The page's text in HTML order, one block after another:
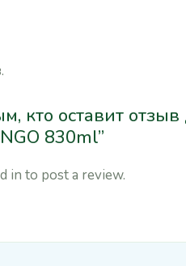
кто оставит
830ml”
in to post a review.